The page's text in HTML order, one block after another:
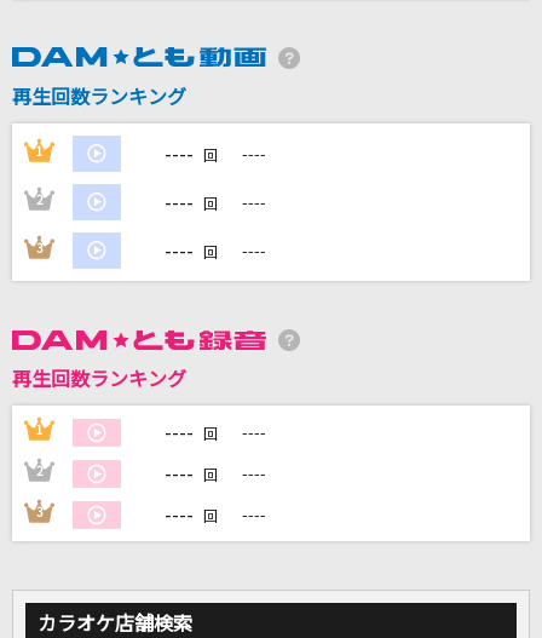
世界の中心で虹を叫んだサマー
虹のコンキスタドール
DAMの新曲・ランキングなど
DAMに会員登録・ログインして
カラオケをもっと楽しもう！
再生回数ランキング
1 ---- 回 ----
2 ---- 回 ----
3 ---- 回 ----
再生回数ランキング
1 ---- 回 ----
2 ---- 回 ----
3 ---- 回 ----
カラオケ店舗検索